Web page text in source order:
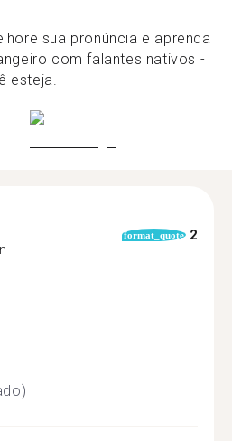
sua pronúncia e aprenda
com falantes nativos -
esteja.
format_quote 2